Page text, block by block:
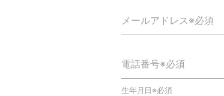
メールアドレス※必須
電話番号※必須
生年月日※必須